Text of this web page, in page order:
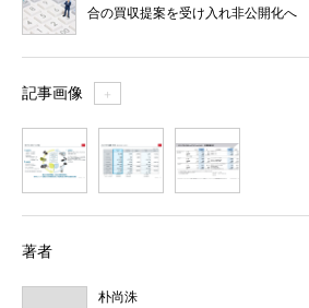
合の買収提案を受け入れ非公開化へ
記事画像 ＋
著者
朴尚洙